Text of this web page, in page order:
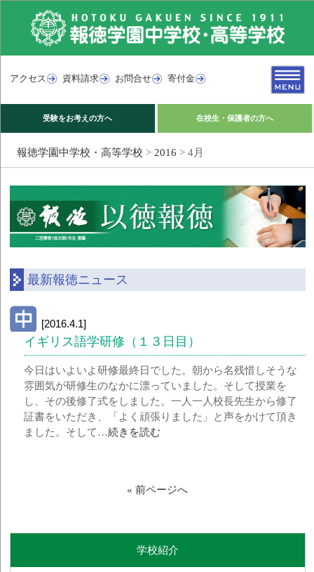
アクセス 資料請求 お問合せ 寄付金
受験をお考えの方へ 在校生・保護者の方へ
報徳学園中学校・高等学校 > 2016 > 4月
最新報徳ニュース
[2016.4.1]
イギリス語学研修（１３日目）
今日はいよいよ研修最終日でした。朝から名残惜しそうな
雰囲気が研修生のなかに漂っていました。そして授業を
し、その後修了式をしました。一人一人校長先生から修了
証書をいただき、「よく頑張りました」と声をかけて頂き
ました。そして…続きを読む
« 前ページへ
学校紹介